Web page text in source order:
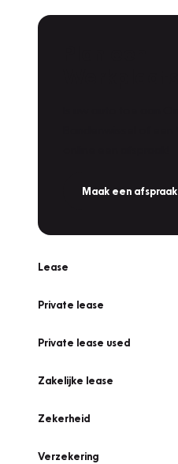
Maak een afspraak
Lease
Private lease
Private lease used
Zakelijke lease
Zekerheid
Verzekering